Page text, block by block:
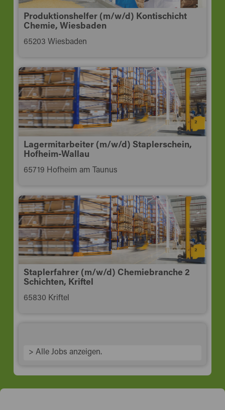
Produktionshelfer (m/w/d) Kontischicht
Chemie, Wiesbaden
65203 Wiesbaden
Lagermitarbeiter (m/w/d) Staplerschein,
Hofheim-Wallau
65719 Hofheim am Taunus
Staplerfahrer (m/w/d) Chemiebranche 2
Schichten, Kriftel
65830 Kriftel
> Alle Jobs anzeigen.